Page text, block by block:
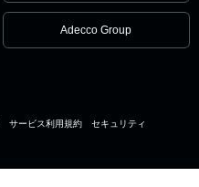
Adecco Group
サービス利用規約 セキュリティ